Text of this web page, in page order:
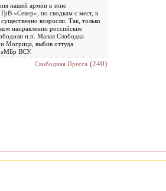
нашей армии в зоне
ГрВ «Север», по сводкам с мест, в
возросли. Так, только
направлении российские
н.п. Малая Слободка
Могрица, выбив оттуда
ВСУ.
Свободная Пресса (240)